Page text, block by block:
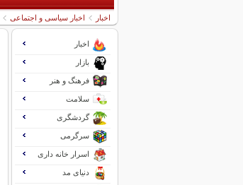
اخبار اخبار سیاسی و اجتماعی
اخبار
بازار
فرهنگ و هنر
سلامت
گردشگری
سرگرمی
اسرار خانه داری
دنیای مد